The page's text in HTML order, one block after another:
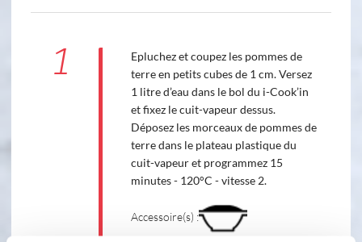
1
Epluchez et coupez les pommes de
terre en petits cubes de 1 cm. Versez
1 litre d’eau dans le bol du i-Cook’in
et fixez le cuit-vapeur dessus.
Déposez les morceaux de pommes de
terre dans le plateau plastique du
cuit-vapeur et programmez 15
minutes - 120°C - vitesse 2.
Accessoire(s) :